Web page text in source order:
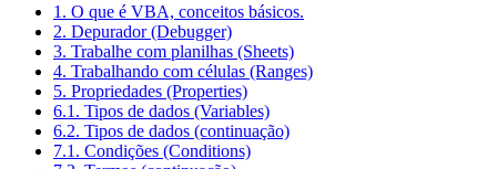
1. O que é VBA, conceitos básicos.
2. Depurador (Debugger)
3. Trabalhe com planilhas (Sheets)
4. Trabalhando com células (Ranges)
5. Propriedades (Properties)
6.1. Tipos de dados (Variables)
6.2. Tipos de dados (continuação)
7.1. Condições (Conditions)